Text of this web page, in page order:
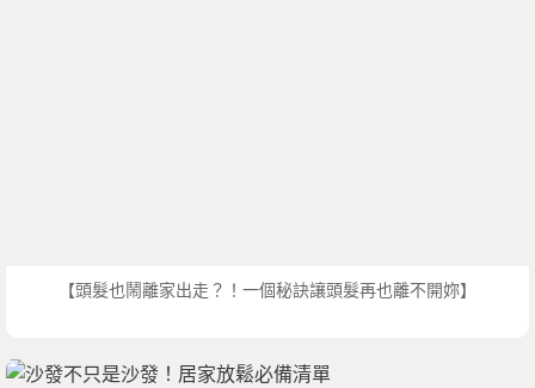
【頭髮也鬧離家出走？！一個秘訣讓頭髮再也離不開妳】